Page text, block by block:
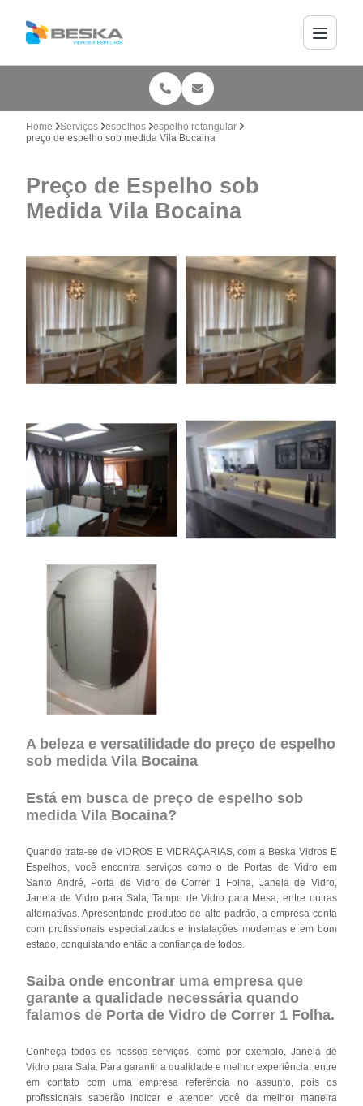
Home Serviços espelhos
espelho retangular
preço de espelho sob medida Vila Bocaina
Preço de Espelho sob
Medida Vila Bocaina
A beleza e versatilidade do preço de espelho
sob medida Vila Bocaina
Está em busca de preço de espelho sob
medida Vila Bocaina?
Quando trata-se de VIDROS E VIDRAÇARIAS, com a Beska Vidros E
Espelhos, você encontra serviços como o de Portas de Vidro em
Santo André, Porta de Vidro de Correr 1 Folha, Janela de Vidro,
Janela de Vidro para Sala, Tampo de Vidro para Mesa, entre outras
alternativas. Apresentando produtos de alto padrão, a empresa conta
com profissionais especializados e instalações modernas e em bom
estado, conquistando então a confiança de todos.
Saiba onde encontrar uma empresa que
garante a qualidade necessária quando
falamos de Porta de Vidro de Correr 1 Folha.
Conheça todos os nossos serviços, como por exemplo, Janela de
Vidro para Sala. Para garantir a qualidade e melhor experiência, entre
em contato com uma empresa referência no assunto, pois os
profissionais saberão indicar e atender você da melhor maneira